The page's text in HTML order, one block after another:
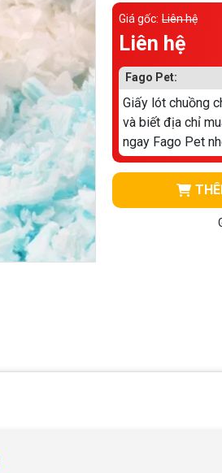
Giá gốc: Liên hệ
Liên hệ
Fago Pet:
Giấy lót chuồng
và biết địa chỉ
ngay Fago Pet